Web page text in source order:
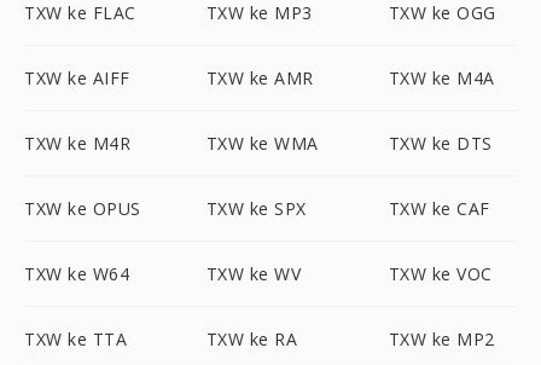
TXW ke FLAC TXW ke MP3 TXW ke OGG
TXW ke AIFF TXW ke AMR TXW ke M4A
TXW ke M4R TXW ke WMA TXW ke DTS
TXW ke OPUS TXW ke SPX TXW ke CAF
TXW ke W64 TXW ke WV TXW ke VOC
TXW ke TTA TXW ke RA TXW ke MP2